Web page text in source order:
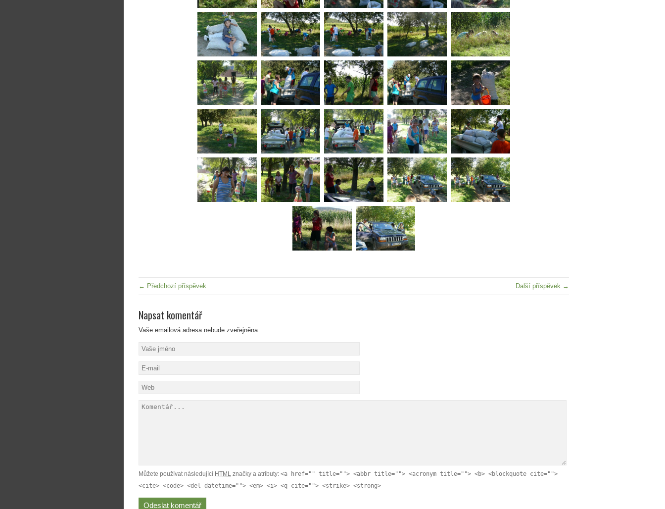
← Předchozí příspěvek Další příspěvek →
Napsat komentář
Vaše emailová adresa nebude zveřejněna.
Můžete používat následující HTML značky a atributy: <a href="" title=""> <abbr title=""> <acronym title=""> <b> <blockquote cite="">
<cite> <code> <del datetime=""> <em> <i> <q cite=""> <strike> <strong>